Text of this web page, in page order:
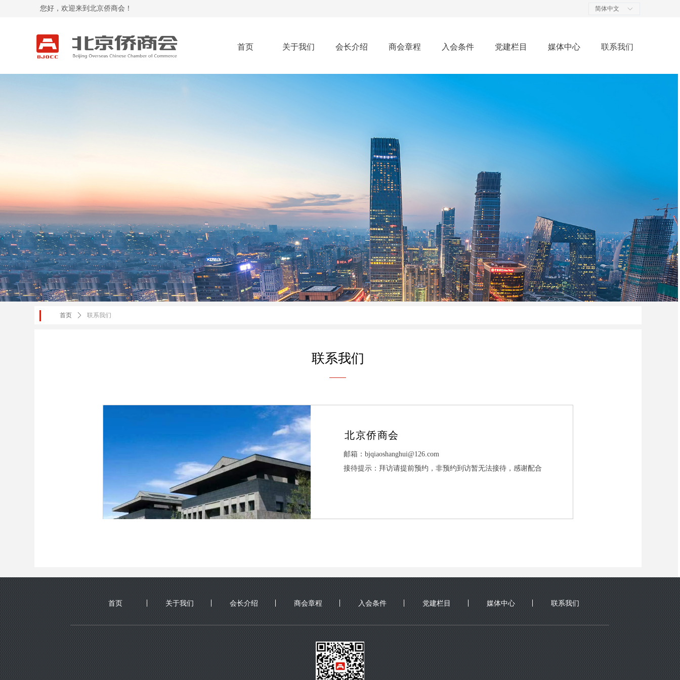
您好，欢迎来到北京侨商会！ ꀅ
简体中文
首页 关于我们 会长介绍 商会章程 入会条件 党建栏目 媒体中心 联系我们
联系我们
北京侨商会
邮箱：bjqiaoshanghui@126.com
接待提示：拜访请提前预约，非预约到访暂无法接待，感谢配合
首页 ꄲ 联系我们
首页 关于我们 会长介绍 商会章程 入会条件 党建栏目 媒体中心 联系我们